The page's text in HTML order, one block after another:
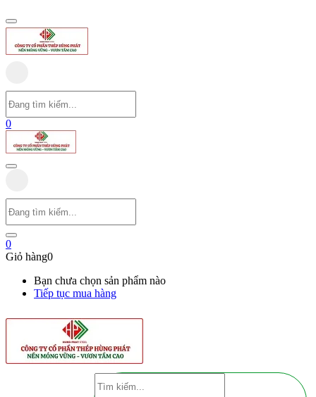
0
0
Giỏ hàng0
Bạn chưa chọn sản phẩm nào
Tiếp tục mua hàng